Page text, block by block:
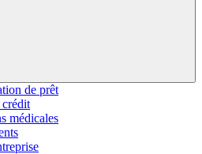
de prêt
crédit
médicales